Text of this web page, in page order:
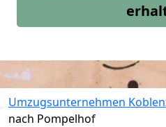
Umzugsunternehmen
nach Pompelhof